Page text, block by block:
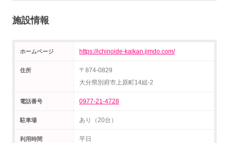
施設情報
ホームページ https://ichinoide-kaikan.jimdo.com/
住所
〒874-0829
大分県別府市上原町14組-2
電話番号 0977-21-4728
駐車場 あり（20台）
利用時間
平日